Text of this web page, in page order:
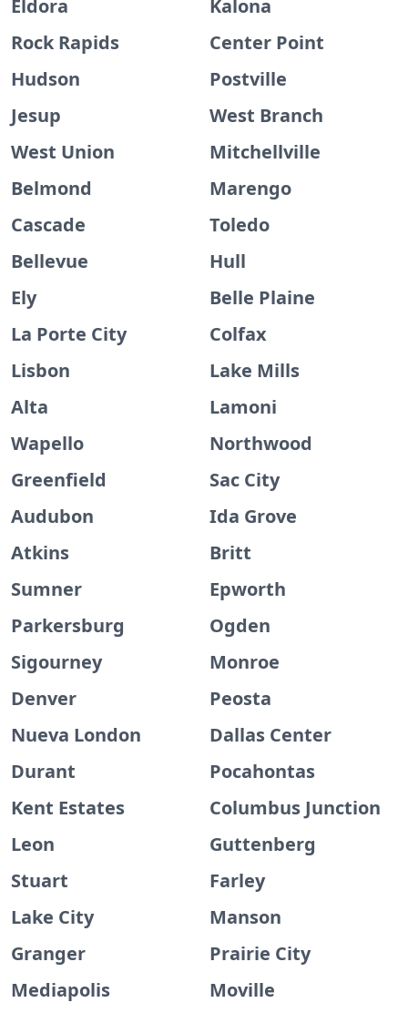
Eldora
Kalona
Rock Rapids
Center Point
Hudson
Postville
Jesup
West Branch
West Union
Mitchellville
Belmond
Marengo
Cascade
Toledo
Bellevue
Hull
Ely
Belle Plaine
La Porte City
Colfax
Lisbon
Lake Mills
Alta
Lamoni
Wapello
Northwood
Greenfield
Sac City
Audubon
Ida Grove
Atkins
Britt
Sumner
Epworth
Parkersburg
Ogden
Sigourney
Monroe
Denver
Peosta
Nueva London
Dallas Center
Durant
Pocahontas
Kent Estates
Columbus Junction
Leon
Guttenberg
Stuart
Farley
Lake City
Manson
Granger
Prairie City
Mediapolis
Moville